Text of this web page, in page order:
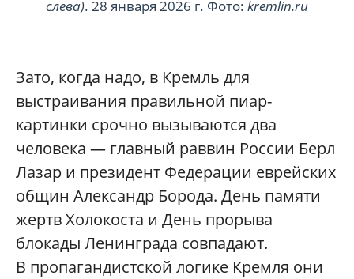
слева). 28 января 2026 г. Фото: kremlin.ru
Зато, когда надо, в Кремль для
выстраивания правильной пиар-
картинки срочно вызываются два
человека — главный раввин России Берл
Лазар и президент Федерации еврейских
общин Александр Борода. День памяти
жертв Холокоста и День прорыва
блокады Ленинграда совпадают.
В пропагандистской логике Кремля они